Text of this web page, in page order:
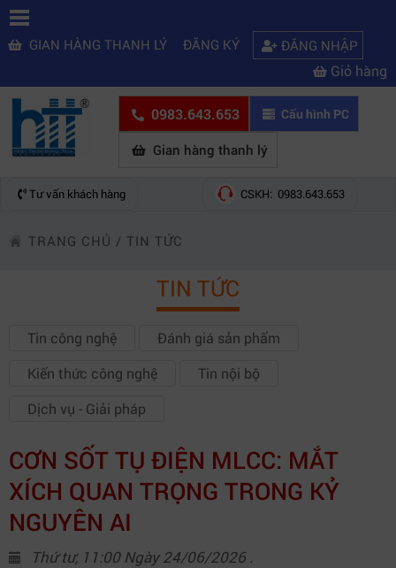
GIAN HÀNG THANH LÝ ĐĂNG KÝ ĐĂNG NHẬP
Giỏ hàng
0983.643.653 Cấu hình PC
Gian hàng thanh lý
Tư vấn khách hàng CSKH: 0983.643.653
TRANG CHỦ / TIN TỨC
TIN TỨC
Tin công nghệ
Đánh giá sản phẩm
Kiến thức công nghệ
Tin nội bộ
Dịch vụ - Giải pháp
CƠN SỐT TỤ ĐIỆN MLCC: MẮT
XÍCH QUAN TRỌNG TRONG KỶ
NGUYÊN AI
Thứ tư, 11:00 Ngày 24/06/2026 .